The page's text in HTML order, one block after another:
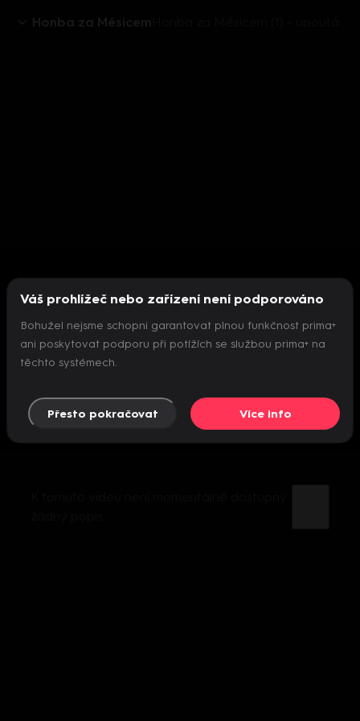
Honba za Měsícem
Nepodařilo se inicializovat přehrávač
Váš prohlížeč nebo zařízení není podporováno
Bohužel nejsme schopni garantovat plnou funkčnost prima+
ani poskytovat podporu při potížích se službou prima+ na
těchto systémech.
Přesto pokračovat Více info